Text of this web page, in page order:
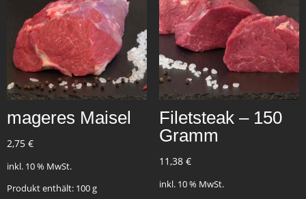
mageres Maisel
2,75 €
inkl. 10 % MwSt.
Produkt enthält: 100g
Filetsteak – 150
Gramm
11,38 €
inkl. 10 % MwSt.